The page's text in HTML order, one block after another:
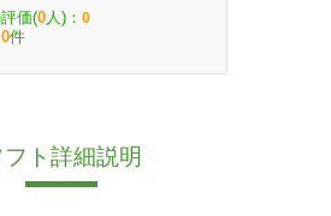
価(0 人)： 0
0件
フト詳細説明